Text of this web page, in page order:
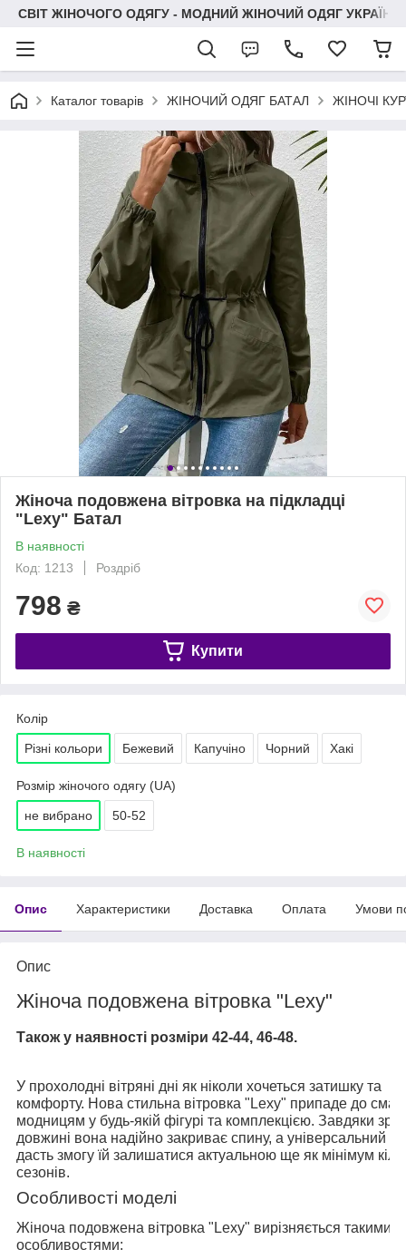
СВІТ ЖІНОЧОГО ОДЯГУ - МОДНИЙ ЖІНОЧИЙ ОДЯГ УКРАЇНИ
Каталог товарів ЖІНОЧИЙ ОДЯГ БАТАЛ ЖІНОЧІ
Жіноча подовжена вітровка на підкладці
"Lexy" Батал
В наявності
Код: 1213
Роздріб
798 ₴
Купити
Колір
Різні кольори Бежевий Капучіно Чорний Хакі
Розмір жіночого одягу (UA)
не вибрано 50-52
В наявності
Опис Характеристики Доставка Оплата Умови
Опис
Жіноча подовжена вітровка "Lexy"
Також у наявності розміри 42-44, 46-48.
У прохолодні вітряні дні як ніколи хочеться затишку та
комфорту. Нова стильна вітровка "Lexy" припаде до
модницям у будь-якій фігурі та комплекцією. Завдяки
довжині вона надійно закриває спину, а універсальний
дасть змогу їй залишатися актуальною ще як мінімум
сезонів.
Особливості моделі
Жіноча подовжена вітровка "Lexy" вирізняється такими
особливостями: